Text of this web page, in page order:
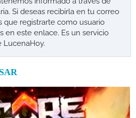
Si deseas recibirla en tu correo
que registrarte como usuario
en este enlace. Es un servicio